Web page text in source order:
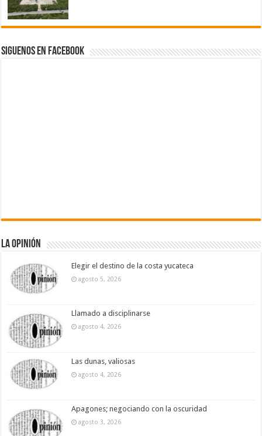
Siguenos en Facebook
La Opinión
Elegir el destino de la costa yucateca
agosto 5, 2026
Llamado a disciplinarse
agosto 4, 2026
Las dunas, valiosas
agosto 4, 2026
Apagones; negociando con la oscuridad
agosto 3, 2026